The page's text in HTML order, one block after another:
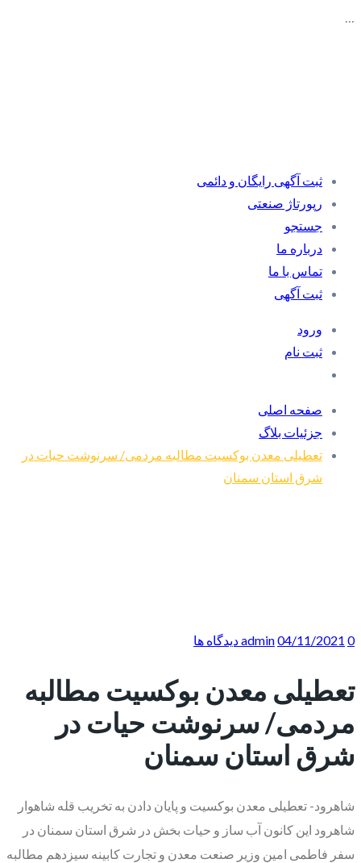
…
ثبت آگهی رایگان و دائمی
رپورتاژ صنعتی
جستجو
درباره ما
تماس با ما
ثبت آگهی
ورود
ثبت نام
صفحه اصلی
جزئیات بلاگ
تعطیلی معدن بوکسیت مطالبه مردمی/ سرنوشت حیات در
شرق استان سمنان
admin04/11/2021 0 دیدگاه ها
تعطیلی معدن بوکسیت مطالبه
مردمی/ سرنوشت حیات در
شرق استان سمنان
شاهرود- تعطیلی معدن بوکسیت و پایان دادن به تخریب قله شاهوار
شاهرود این کانون آب ساز و حیات بخش در شرق استان سمنان در
سفر فاطمی امین وزیر صنعت معدن و تجارت کابینه سیزدهم مطالبه